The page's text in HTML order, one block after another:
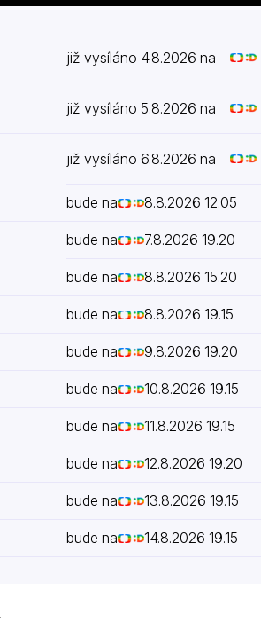
již vysíláno 4.8.2026 na
již vysíláno 5.8.2026 na
již vysíláno 6.8.2026 na
bude na 8.8.2026 12.05
bude na 7.8.2026 19.20
bude na 8.8.2026 15.20
bude na 8.8.2026 19.15
bude na 9.8.2026 19.20
bude na 10.8.2026 19.15
bude na 11.8.2026 19.15
bude na 12.8.2026 19.20
bude na 13.8.2026 19.15
bude na 14.8.2026 19.15